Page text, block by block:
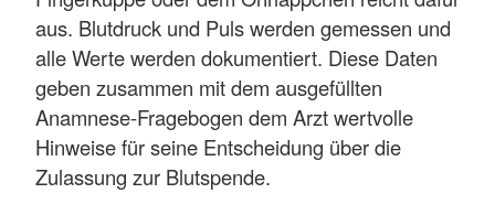
aus. Blutdruck und Puls werden gemessen und
alle Werte werden dokumentiert. Diese Daten
geben zusammen mit dem ausgefüllten
Anamnese-Fragebogen dem Arzt wertvolle
Hinweise für seine Entscheidung über die
Zulassung zur Blutspende.